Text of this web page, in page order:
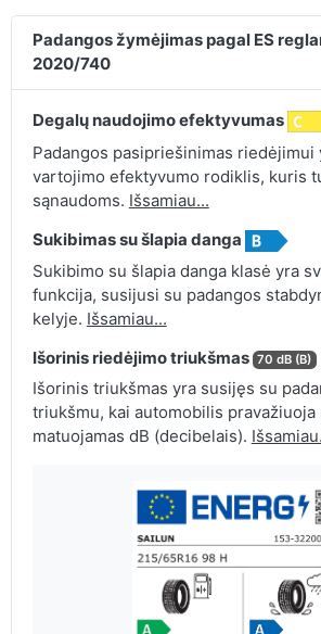
Padangos žymėjimas pagal ES
2020/740
Degalų naudojimo efektyvumas
Padangos pasipriešinimas
vartojimo efektyvumo rodiklis, kuris
sąnaudoms. Išsamiau...
Sukibimas su šlapia danga
Sukibimo su šlapia danga klasė yra
funkcija, susijusi su padangos
kelyje. Išsamiau...
Išorinis riedėjimo triukšmas 70 dB (B)
Išorinis triukšmas yra susijęs su
triukšmu, kai automobilis
matuojamas dB (decibelais).